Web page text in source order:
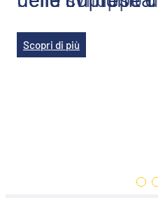
Scopri di più
Scopri di più
Scopri di più